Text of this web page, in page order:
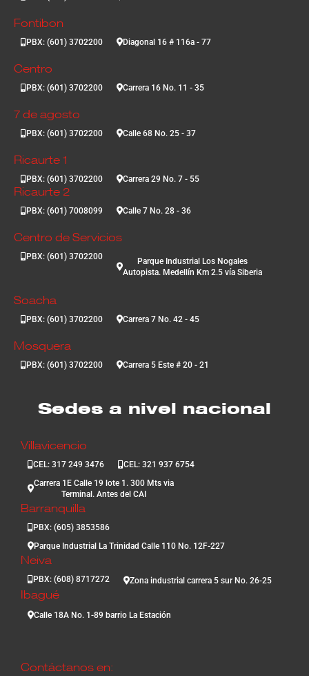
Fontibon
PBX: (601) 3702200 Diagonal 16 # 116a - 77
Centro
PBX: (601) 3702200 Carrera 16 No. 11 - 35
7 de agosto
PBX: (601) 3702200 Calle 68 No. 25 - 37
Ricaurte 1
PBX: (601) 3702200 Carrera 29 No. 7 - 55
Ricaurte 2
PBX: (601) 7008099 Calle 7 No. 28 - 36
Centro de Servicios
PBX: (601) 3702200
Parque Industrial Los Nogales
Autopista. Medellín Km 2.5 vía Siberia
Soacha
PBX: (601) 3702200 Carrera 7 No. 42 - 45
Mosquera
PBX: (601) 3702200 Carrera 5 Este # 20 - 21
Sedes a nivel nacional
Villavicencio
CEL: 317 249 3476
CEL: 321 937 6754
Carrera 1E Calle 19 lote 1. 300 Mts via
Terminal. Antes del CAI
Barranquilla
PBX: (605) 3853586
Parque Industrial La Trinidad Calle 110 No. 12F-227
Neiva
PBX: (608) 8717272 Zona industrial carrera 5 sur No. 26-25
Ibagué
Calle 18A No. 1-89 barrio La Estación
Contáctanos en: